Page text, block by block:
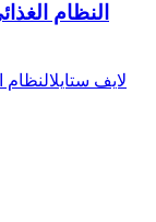
النظام